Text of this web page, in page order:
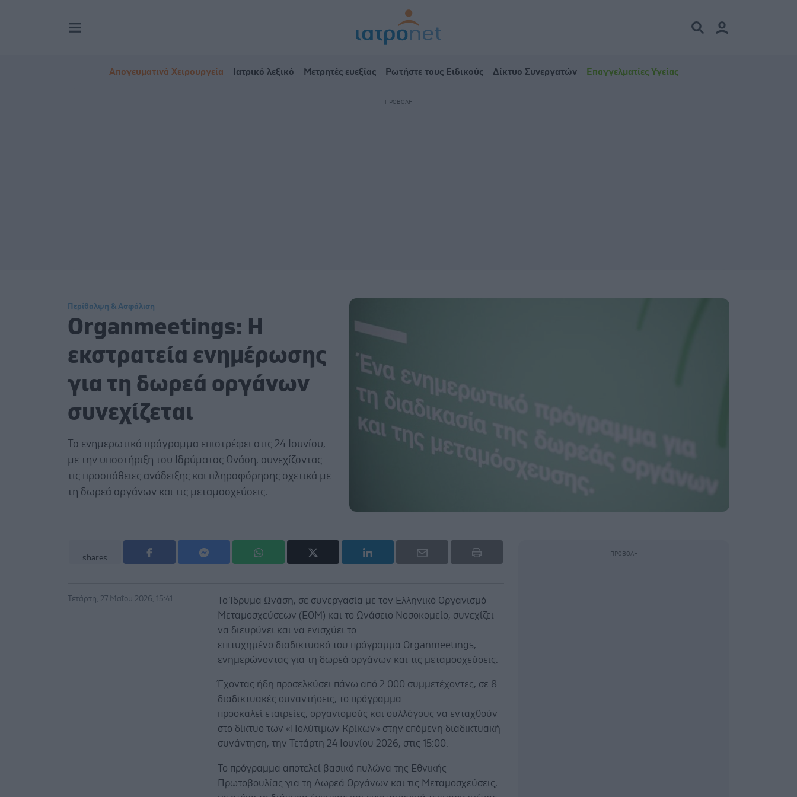
Απογευματινά Χειρουργεία Ιατρικό λεξικό Μετρητές ευεξίας Ρωτήστε τους Ειδικούς Δίκτυο Συνεργατών Επαγγελματίες Υγείας
Περίθαλψη & Ασφάλιση
Organmeetings: Η
εκστρατεία ενημέρωσης
για τη δωρεά οργάνων
συνεχίζεται
Το ενημερωτικό πρόγραμμα επιστρέφει στις 24 Ιουνίου,
με την υποστήριξη του Ιδρύματος Ωνάση, συνεχίζοντας
τις προσπάθειες ανάδειξης και πληροφόρησης σχετικά με
τη δωρεά οργάνων και τις μεταμοσχεύσεις.
shares
Τετάρτη, 27 Μαΐου 2026, 15:41
Το Ίδρυμα Ωνάση, σε συνεργασία με τον Ελληνικό Οργανισμό
Μεταμοσχεύσεων (ΕΟΜ) και το Ωνάσειο Νοσοκομείο, συνεχίζει
να διευρύνει και να ενισχύει το
επιτυχημένο διαδικτυακό του πρόγραμμα Organmeetings,
ενημερώνοντας για τη δωρεά οργάνων και τις μεταμοσχεύσεις.
Έχοντας ήδη προσελκύσει πάνω από 2.000 συμμετέχοντες, σε 8
διαδικτυακές συναντήσεις, το πρόγραμμα
προσκαλεί εταιρείες, οργανισμούς και συλλόγους να ενταχθούν
στο δίκτυο των «Πολύτιμων Κρίκων» στην επόμενη διαδικτυακή
συνάντηση, την Τετάρτη 24 Ιουνίου 2026, στις 15:00.
Το πρόγραμμα αποτελεί βασικό πυλώνα της Εθνικής
Πρωτοβουλίας για τη Δωρεά Οργάνων και τις Μεταμοσχεύσεις,